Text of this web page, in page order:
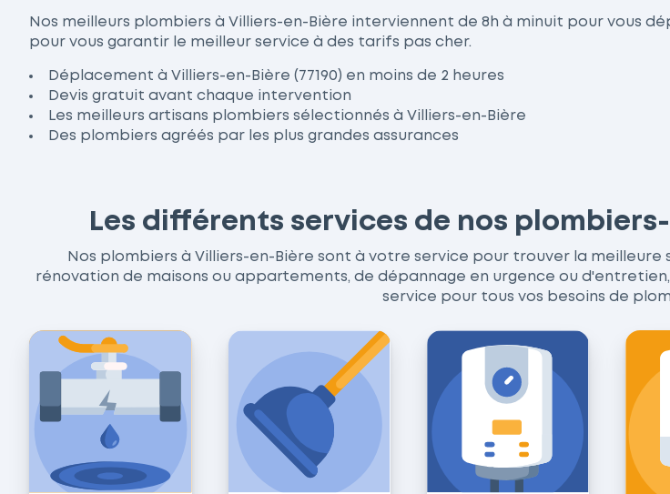
Nos meilleurs plombiers à Villiers-en-Bière interviennent de 8h à minuit pour vous
pour vous garantir le meilleur service à des tarifs pas cher.
Déplacement à Villiers-en-Bière (77190) en moins de 2 heures
Devis gratuit avant chaque intervention
Les meilleurs artisans plombiers sélectionnés à Villiers-en-Bière
Des plombiers agréés par les plus grandes assurances
Les différents services de nos
Nos plombiers à Villiers-en-Bière sont à votre service pour trouver la
rénovation de maisons ou appartements, de dépannage en urgence ou
service pour tous vos besoins de